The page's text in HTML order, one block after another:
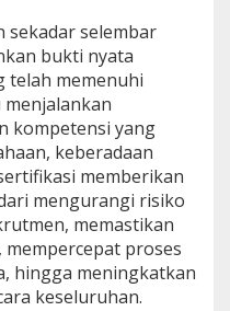
sekadar selembar
bukti nyata
telah memenuhi
kompetensi yang
keberadaan
memberikan
mengurangi risiko
memastikan
proses
hingga meningkatkan
keseluruhan.